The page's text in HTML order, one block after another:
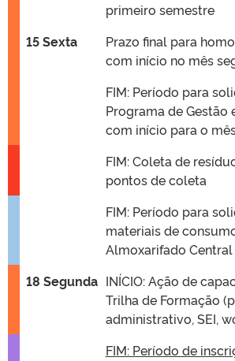
primeiro semestre
15 Sexta
Prazo final para
com início no mês
FIM: Período para
Programa de Gestão
com início para o
FIM: Coleta de
pontos de coleta
FIM: Período para
materiais de
Almoxarifado Central
18 Segunda INÍCIO: Ação de
Trilha de Formação
administrativo, SEI,
FIM: Período de